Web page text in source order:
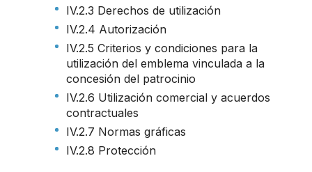
IV.2.3 Derechos de utilización
IV.2.4 Autorización
IV.2.5 Criterios y condiciones para la
utilización del emblema vinculada a la
concesión del patrocinio
IV.2.6 Utilización comercial y acuerdos
contractuales
IV.2.7 Normas gráficas
IV.2.8 Protección